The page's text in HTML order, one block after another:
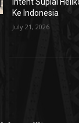
Ke Indonesia
July 21, 2026